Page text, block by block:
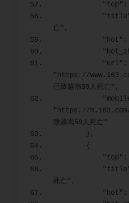
亡",
"https://
已致越南59人死亡",
"https://m.163.com/
致越南59人死亡"
        },
        {
死亡",